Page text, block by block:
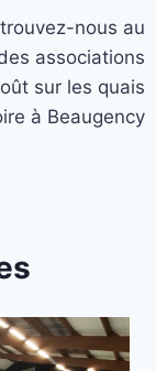
nous au
associations
sur les quais
à Beaugency